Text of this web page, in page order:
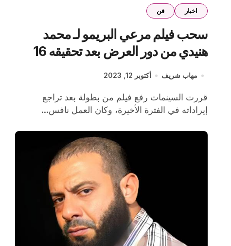
اخبار فن
سحب فيلم مرعي البريمو لـ محمد
هنيدي من دور العرض بعد تحقيقه 16
مليون جنيه في 70 يوم
مهاب شريف أكتوبر 12, 2023
قررت السينمات رفع فيلم من بطولة بعد تراجع
إيراداته في الفترة الأخيرة، وكان العمل نافس...